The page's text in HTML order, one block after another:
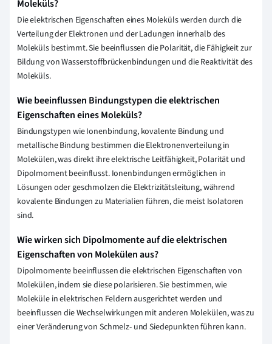
Moleküls?
Die elektrischen Eigenschaften eines Moleküls werden durch die
Verteilung der Elektronen und der Ladungen innerhalb des
Moleküls bestimmt. Sie beeinflussen die Polarität, die Fähigkeit zur
Bildung von Wasserstoffbrückenbindungen und die Reaktivität des
Moleküls.
Wie beeinflussen Bindungstypen die elektrischen
Eigenschaften eines Moleküls?
Bindungstypen wie Ionenbindung, kovalente Bindung und
metallische Bindung bestimmen die Elektronenverteilung in
Molekülen, was direkt ihre elektrische Leitfähigkeit, Polarität und
Dipolmoment beeinflusst. Ionenbindungen ermöglichen in
Lösungen oder geschmolzen die Elektrizitätsleitung, während
kovalente Bindungen zu Materialien führen, die meist Isolatoren
sind.
Wie wirken sich Dipolmomente auf die elektrischen
Eigenschaften von Molekülen aus?
Dipolmomente beeinflussen die elektrischen Eigenschaften von
Molekülen, indem sie diese polarisieren. Sie bestimmen, wie
Moleküle in elektrischen Feldern ausgerichtet werden und
beeinflussen die Wechselwirkungen mit anderen Molekülen, was zu
einer Veränderung von Schmelz- und Siedepunkten führen kann.